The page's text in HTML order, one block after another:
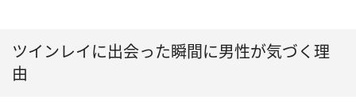
ツインレイに出会った瞬間に男性が気づく理
由